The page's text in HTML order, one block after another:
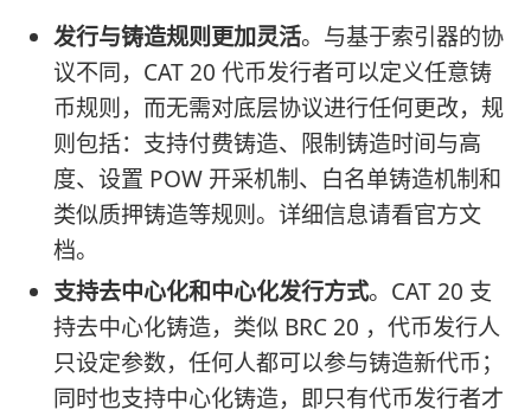
发行与铸造规则更加灵活。与基于索引器的协
议不同，CAT 20 代币发行者可以定义任意铸
币规则，而无需对底层协议进行任何更改，规
则包括：支持付费铸造、限制铸造时间与高
度、设置 POW 开采机制、白名单铸造机制和
类似质押铸造等规则。详细信息请看官方文
档。
支持去中心化和中心化发行方式。CAT 20 支
持去中心化铸造，类似 BRC 20 ，代币发行人
只设定参数，任何人都可以参与铸造新代币；
同时也支持中心化铸造，即只有代币发行者才